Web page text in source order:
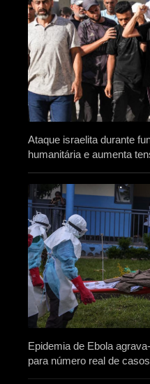
Ataque israelita durante
humanitária e aumenta
Epidemia de Ebola
para número real de